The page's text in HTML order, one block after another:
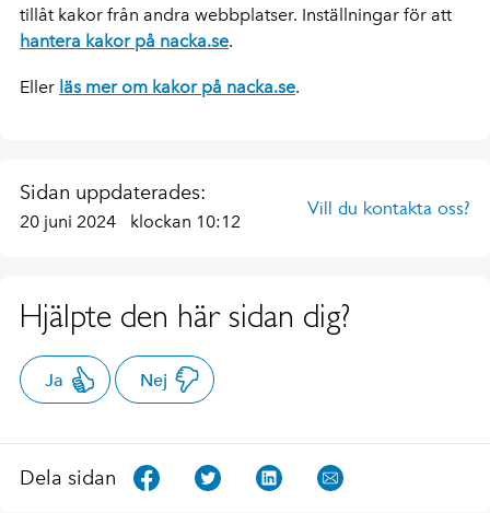
tillåt kakor från andra webbplatser. Inställningar för att
hantera kakor på nacka.se.
Eller läs mer om kakor på nacka.se.
Sidan uppdaterades:
20 juni 2024 klockan 10:12
Vill du kontakta oss?
Hjälpte den här sidan dig?
Ja Nej
Dela sidan